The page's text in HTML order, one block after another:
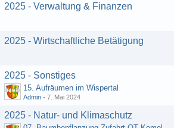
2025 - Verwaltung & Finanzen
2025 - Wirtschaftliche Betätigung
2025 - Sonstiges
15. Aufräumen im Wispertal
Admin - 7. Mai 2024
2025 - Natur- und Klimaschutz